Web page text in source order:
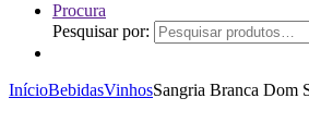
Procura
Pesquisar por:
InícioBebidasVinhosSangria Branca Dom